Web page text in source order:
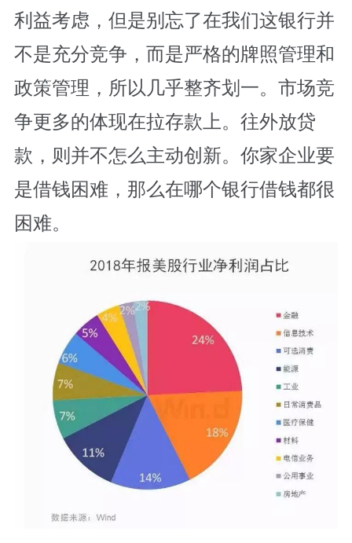
利益考虑，但是别忘了在我们这银行并
不是充分竞争，而是严格的牌照管理和
政策管理，所以几乎整齐划一。市场竞
争更多的体现在拉存款上。往外放贷
款，则并不怎么主动创新。你家企业要
是借钱困难，那么在哪个银行借钱都很
困难。